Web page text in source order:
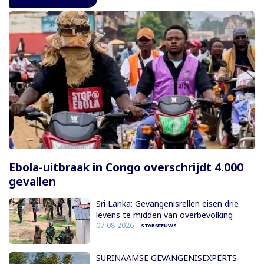
Ebola-uitbraak in Congo overschrijdt 4.000
gevallen
Sri Lanka: Gevangenisrellen eisen drie
levens te midden van overbevolking
07-08-2026 STARNIEUWS
SURINAAMSE GEVANGENISEXPERTS